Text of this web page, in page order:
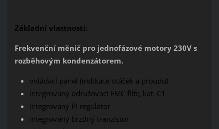
Základní vlastnosti:
Frekvenční měnič pro jednofázové motory 230V s
rozběhovým kondenzátorem.
ovládací panel (indikace otáček a proudu)
integrovaný odrušovací EMC filtr, kat. C1
integrovaný PI regulátor
integrovaný brzdný tranzistor